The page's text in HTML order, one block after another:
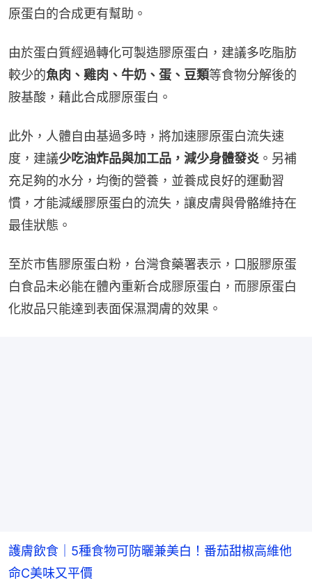
原蛋白的合成更有幫助。
由於蛋白質經過轉化可製造膠原蛋白，建議多吃脂肪
較少的魚肉、雞肉、牛奶、蛋、豆類等食物分解後的
胺基酸，藉此合成膠原蛋白。
此外，人體自由基過多時，將加速膠原蛋白流失速
度，建議少吃油炸品與加工品，減少身體發炎 。另補
充足夠的水分，均衡的營養，並養成良好的運動習
慣，才能減緩膠原蛋白的流失，讓皮膚與骨骼維持在
最佳狀態。
至於市售膠原蛋白粉，台灣食藥署表示，口服膠原蛋
白食品未必能在體內重新合成膠原蛋白，而膠原蛋白
化妝品只能達到表面保濕潤膚的效果。
護膚飲食｜5種食物可防曬兼美白！番茄甜椒高維他
命C美味又平價